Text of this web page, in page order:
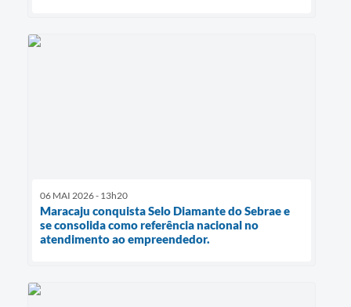
06 MAI 2026 - 13h20
Maracaju conquista Selo Diamante do Sebrae e
se consolida como referência nacional no
atendimento ao empreendedor.